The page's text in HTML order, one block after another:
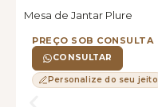
Mesa de Jantar Plure
PREÇO SOB CONSULTA
CONSULTAR
Personalize do seu jeito